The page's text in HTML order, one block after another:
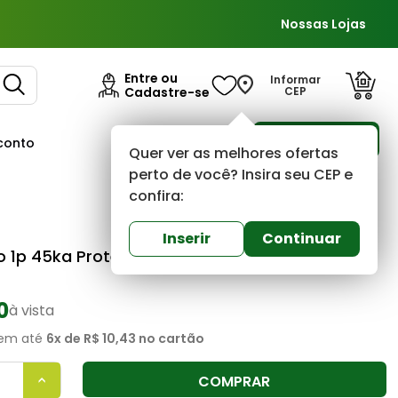
Nossas Lojas
Entre ou
Cadastre-se
Informar
CEP
Quer ver as melhores ofertas
perto de você? Insira seu CEP e
confira:
Inserir Continuar
Elgin 0 (0)
1p 45ka Protetor De Surto Dps Classe-ii
à vista
até 6x de R$ 10,43 no cartão
COMPRAR